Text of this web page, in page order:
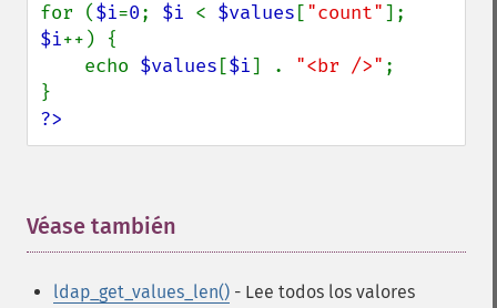
for ($i=0; $i < $values ["count"
$i++) {
    echo
$values [$i] . "<br />" ;
?>
Véase también
ldap_get_values_len() - Lee todos los valores